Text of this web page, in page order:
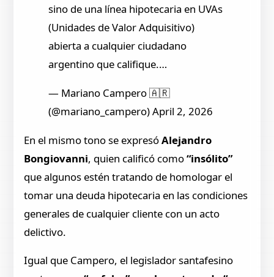
sino de una línea hipotecaria en UVAs
(Unidades de Valor Adquisitivo)
abierta a cualquier ciudadano
argentino que califique.…
— Mariano Campero 🇦🇷
(@mariano_campero) April 2, 2026
En el mismo tono se expresóAlejandro
Bongiovanni, quien calificó como“insólito”
que algunos estén tratando de homologar el
tomar una deuda hipotecaria en las condiciones
generales de cualquier cliente con un acto
delictivo.
Igual que Campero, el legislador santafesino